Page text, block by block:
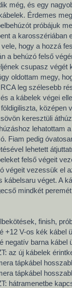
még, és egy
Érdemes
próbájuk
a karosszériában
vele, hogy a hozzá
a behúzó felső
csupasz végét
oldottam megy,
leg szélesebb
a kábelek végei
földigiliszta, középen
keresztüli
lehatottam
Fiam pedig
lehetett
felső végeit
végeit vezessük el
kábelsaru véget. A
mindkét
finish,
+12 V-os kék kábel
negatív barna
az új kábelek
tápkábel
tápkábel
hátramenetbe